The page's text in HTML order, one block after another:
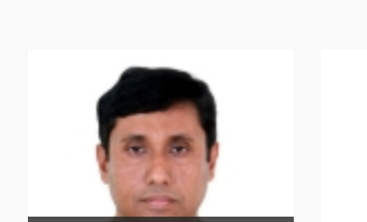
Kazi Mohammad
Mahbubur Rahma্‌n ,
professor, Department
of political science